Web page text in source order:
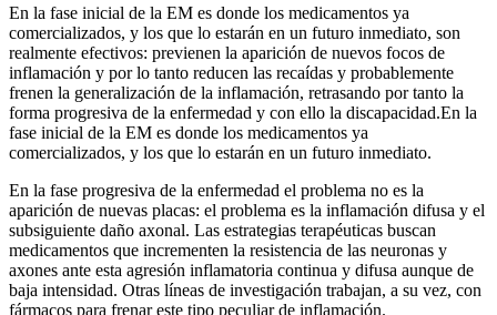
En la fase inicial de la EM es donde los medicamentos ya
comercializados, y los que lo estarán en un futuro inmediato, son
realmente efectivos: previenen la aparición de nuevos focos de
inflamación y por lo tanto reducen las recaídas y probablemente
frenen la generalización de la inflamación, retrasando por tanto la
forma progresiva de la enfermedad y con ello la discapacidad.En la
fase inicial de la EM es donde los medicamentos ya
comercializados, y los que lo estarán en un futuro inmediato.
En la fase progresiva de la enfermedad el problema no es la
aparición de nuevas placas: el problema es la inflamación difusa y el
subsiguiente daño axonal. Las estrategias terapéuticas buscan
medicamentos que incrementen la resistencia de las neuronas y
axones ante esta agresión inflamatoria continua y difusa aunque de
baja intensidad. Otras líneas de investigación trabajan, a su vez, con
fármacos para frenar este tipo peculiar de inflamación.